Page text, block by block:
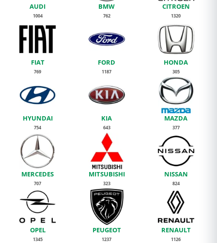
AUDI
1004
BMW
762
CITROEN
1320
FIAT
769
FORD
1187
HONDA
305
HYUNDAI
754
KIA
643
MAZDA
377
MERCEDES
707
MITSUBISHI
323
NISSAN
824
OPEL
1345
PEUGEOT
1237
RENAULT
1126